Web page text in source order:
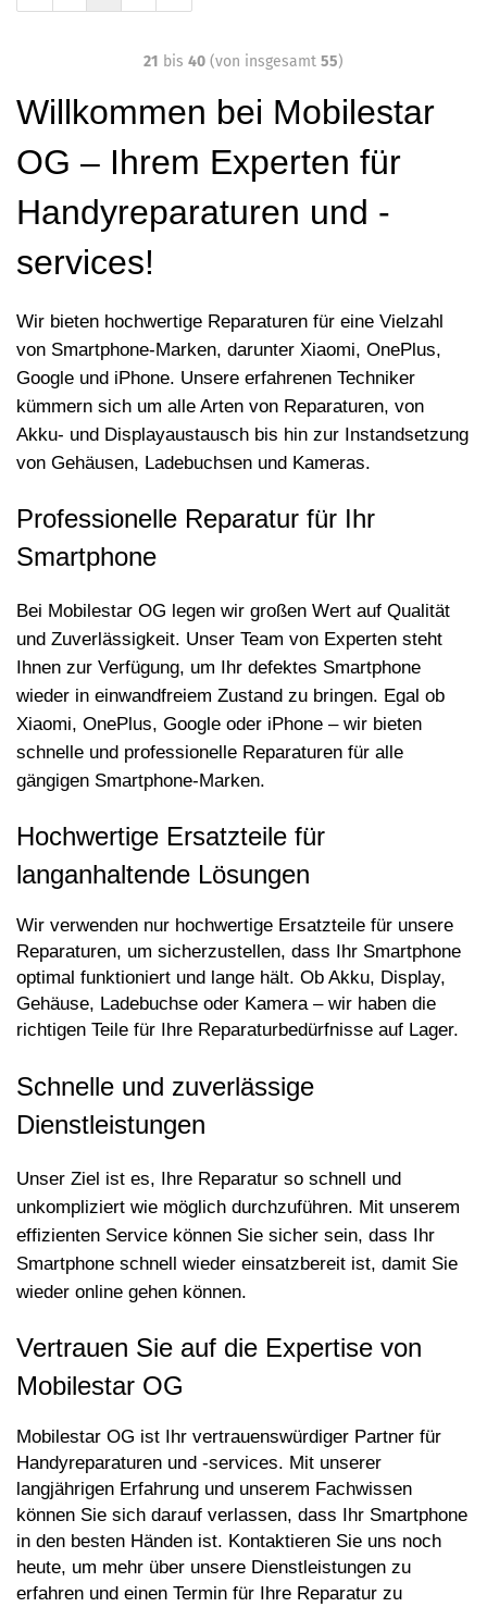
21 bis 40 (von insgesamt 55)
Willkommen bei Mobilestar
OG – Ihrem Experten für
Handyreparaturen und -
services!
Wir bieten hochwertige Reparaturen für eine Vielzahl
von Smartphone-Marken, darunter Xiaomi, OnePlus,
Google und iPhone. Unsere erfahrenen Techniker
kümmern sich um alle Arten von Reparaturen, von
Akku- und Displayaustausch bis hin zur Instandsetzung
von Gehäusen, Ladebuchsen und Kameras.
Professionelle Reparatur für Ihr
Smartphone
Bei Mobilestar OG legen wir großen Wert auf Qualität
und Zuverlässigkeit. Unser Team von Experten steht
Ihnen zur Verfügung, um Ihr defektes Smartphone
wieder in einwandfreiem Zustand zu bringen. Egal ob
Xiaomi, OnePlus, Google oder iPhone – wir bieten
schnelle und professionelle Reparaturen für alle
gängigen Smartphone-Marken.
Hochwertige Ersatzteile für
langanhaltende Lösungen
Wir verwenden nur hochwertige Ersatzteile für unsere
Reparaturen, um sicherzustellen, dass Ihr Smartphone
optimal funktioniert und lange hält. Ob Akku, Display,
Gehäuse, Ladebuchse oder Kamera – wir haben die
richtigen Teile für Ihre Reparaturbedürfnisse auf Lager.
Schnelle und zuverlässige
Dienstleistungen
Unser Ziel ist es, Ihre Reparatur so schnell und
unkompliziert wie möglich durchzuführen. Mit unserem
effizienten Service können Sie sicher sein, dass Ihr
Smartphone schnell wieder einsatzbereit ist, damit Sie
wieder online gehen können.
Vertrauen Sie auf die Expertise von
Mobilestar OG
Mobilestar OG ist Ihr vertrauenswürdiger Partner für
Handyreparaturen und -services. Mit unserer
langjährigen Erfahrung und unserem Fachwissen
können Sie sich darauf verlassen, dass Ihr Smartphone
in den besten Händen ist. Kontaktieren Sie uns noch
heute, um mehr über unsere Dienstleistungen zu
erfahren und einen Termin für Ihre Reparatur zu